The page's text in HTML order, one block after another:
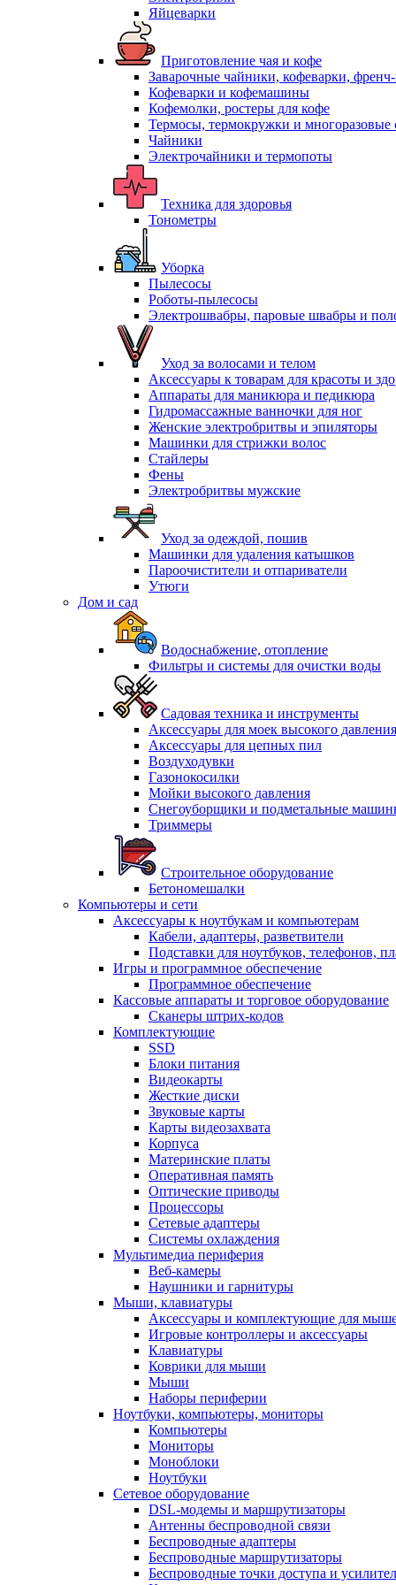
Яйцеварки
Приготовление чая и кофе
Заварочные чайники, кофеварки,
Кофеварки и кофемашины
Кофемолки, ростеры для кофе
Термосы, термокружки и многоразовые
Чайники
Электрочайники и термопоты
Техника для здоровья
Тонометры
Уборка
Пылесосы
Роботы-пылесосы
Электрошвабры, паровые швабры и
Уход за волосами и телом
Аксессуары к товарам для красоты и
Аппараты для маникюра и педикюра
Гидромассажные ванночки для ног
Женские электробритвы и эпиляторы
Машинки для стрижки волос
Стайлеры
Фены
Электробритвы мужские
Уход за одеждой, пошив
Машинки для удаления катышков
Пароочистители и отпариватели
Утюги
Дом и сад
Водоснабжение, отопление
Фильтры и системы для очистки воды
Садовая техника и инструменты
Аксессуары для моек высокого давления
Аксессуары для цепных пил
Воздуходувки
Газонокосилки
Мойки высокого давления
Снегоуборщики и подметальные
Триммеры
Строительное оборудование
Бетономешалки
Компьютеры и сети
Аксессуары к ноутбукам и компьютерам
Кабели, адаптеры, разветвители
Подставки для ноутбуков, телефонов,
Игры и программное обеспечение
Программное обеспечение
Кассовые аппараты и торговое оборудование
Сканеры штрих-кодов
Комплектующие
SSD
Блоки питания
Видеокарты
Жесткие диски
Звуковые карты
Карты видеозахвата
Корпуса
Материнские платы
Оперативная память
Оптические приводы
Процессоры
Сетевые адаптеры
Системы охлаждения
Мультимедиа периферия
Веб-камеры
Наушники и гарнитуры
Мыши, клавиатуры
Аксессуары и комплектующие для
Игровые контроллеры и аксессуары
Клавиатуры
Коврики для мыши
Мыши
Наборы периферии
Ноутбуки, компьютеры, мониторы
Компьютеры
Мониторы
Моноблоки
Ноутбуки
Сетевое оборудование
DSL-модемы и маршрутизаторы
Антенны беспроводной связи
Беспроводные адаптеры
Беспроводные маршрутизаторы
Беспроводные точки доступа и